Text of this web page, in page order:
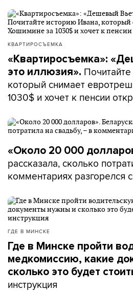
КВАРТИРОСЪЕМКА
«Квартиросъемка»:
это иллюзия».
который снимает
1030$ и хочет к пенсии
«Около 20 000
рассказала, сколько
комментариях разгорелся
ГДЕ В МИНСКЕ
Где в Минске пройти
медкомиссию, какие
сколько это будет
инструкция